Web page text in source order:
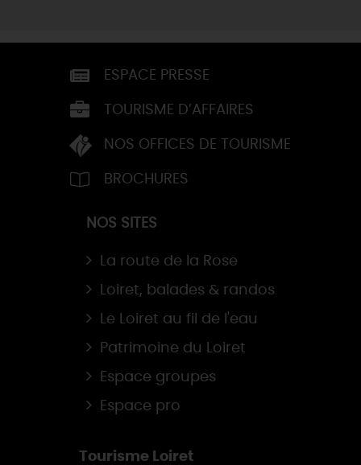
ESPACE PRESSE
TOURISME D’AFFAIRES
NOS OFFICES DE TOURISME
BROCHURES
NOS SITES
La route de la Rose
Loiret, balades & randos
Le Loiret au fil de l'eau
Patrimoine du Loiret
Espace groupes
Espace pro
Tourisme Loiret